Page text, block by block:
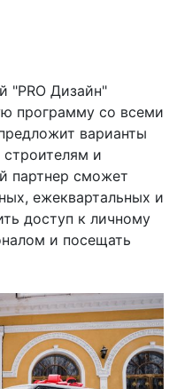
"PRO Дизайн"
программу со всеми
варианты
строителям и
партнер сможет
ежеквартальных и
доступ к личному
и посещать